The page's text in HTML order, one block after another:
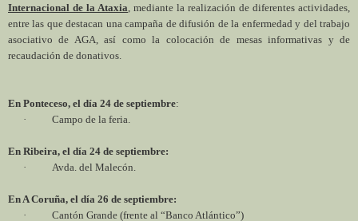
Internacional de la Ataxia , mediante la realización de diferentes actividades,
entre las que destacan una campaña de difusión de la enfermedad y del trabajo
asociativo de AGA, así como la colocación de mesas informativas y de
recaudación de donativos.
En Ponteceso, el día 24 de septiembre:
·
Campo de la feria.
En Ribeira, el día 24 de septiembre:
·
Avda. del Malecón.
En A Coruña, el día 26 de septiembre:
·
Cantón Grande (frente al “Banco Atlántico”)